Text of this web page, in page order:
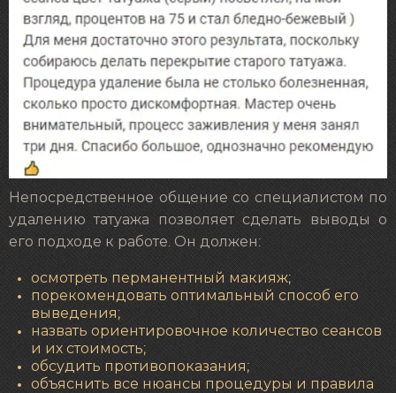
Непосредственное общение со специалистом по
удалению татуажа позволяет сделать выводы о
его подходе к работе. Он должен:
осмотреть перманентный макияж;
порекомендовать оптимальный способ его
выведения;
назвать ориентировочное количество сеансов
и их стоимость;
обсудить противопоказания;
объяснить все нюансы процедуры и правила